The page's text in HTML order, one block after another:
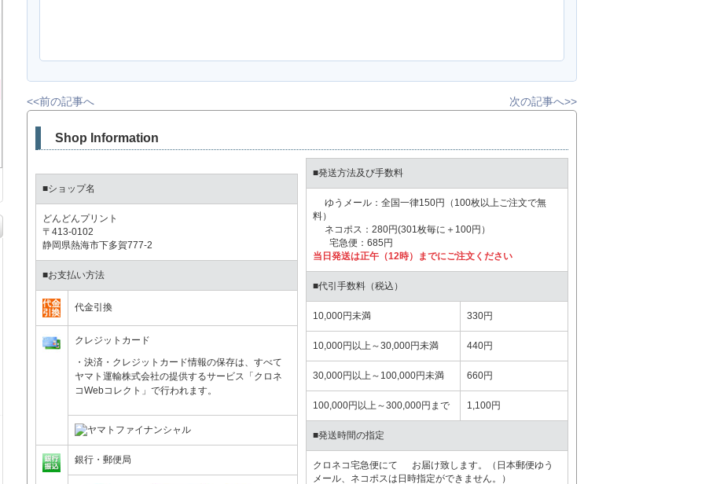
<<前の記事へ 次の記事へ>>
Shop Information
■ショップ名
どんどんプリント
〒413-0102
静岡県熱海市下多賀777-2
■お支払い方法
代金引換
クレジットカード
・決済・クレジットカード情報の保存は、すべて
ヤマト運輸株式会社の提供するサービス「クロネ
コWebコレクト」で行われます。
銀行・郵便局
■発送方法及び手数料
ゆうメール：全国一律150円（100枚以上ご注文で無
料）
ネコポス：280円(301枚毎に＋100円）
宅急便：685円
当日発送は正午（12時）までにご注文ください
■代引手数料（税込）
10,000円未満 330円
10,000円以上～30,000円未満 440円
30,000円以上～100,000円未満 660円
100,000円以上～300,000円まで 1,100円
■発送時間の指定
クロネコ宅急便にて お届け致します。（日本郵便ゆう
メール、ネコポスは日時指定ができません。）